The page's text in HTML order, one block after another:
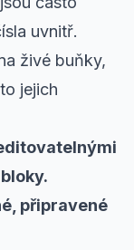
uvnitř.
živé buňky,
jejich
připravené